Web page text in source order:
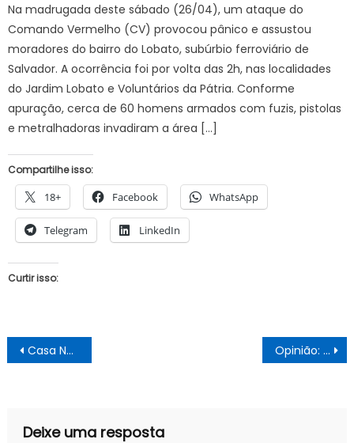
Na madrugada deste sábado (26/04), um ataque do
Comando Vermelho (CV) provocou pânico e assustou
moradores do bairro do Lobato, subúrbio ferroviário de
Salvador. A ocorrência foi por volta das 2h, nas localidades
do Jardim Lobato e Voluntários da Pátria. Conforme
apuração, cerca de 60 homens armados com fuzis, pistolas
e metralhadoras invadiram a área […]
Compartilhe isso:
18+ Facebook WhatsApp
Telegram LinkedIn
Curtir isso:
Navegação
de
Casa Nova está representada no Brasil Nordeste – 1º Festival de Economia Popular e Solidária em Salvador Opinião: Quem inventou as mães? Não tinha nada melhor para fazer?
Deixe uma resposta